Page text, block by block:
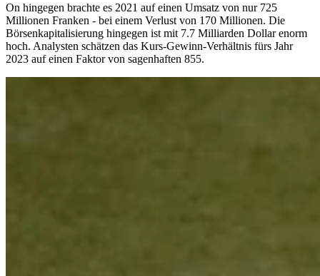
On hingegen brachte es 2021 auf einen Umsatz von nur 725
Millionen Franken - bei einem Verlust von 170 Millionen. Die
Börsenkapitalisierung hingegen ist mit 7.7 Milliarden Dollar enorm
hoch. Analysten schätzen das Kurs-Gewinn-Verhältnis fürs Jahr
2023 auf einen Faktor von sagenhaften 855.